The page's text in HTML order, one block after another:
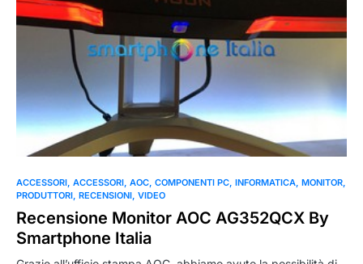
ACCESSORI ACCESSORI AOC COMPONENTI PC INFORMATICA MONITOR
PRODUTTORI RECENSIONI VIDEO
Recensione Monitor AOC AG352QCX By
Smartphone Italia